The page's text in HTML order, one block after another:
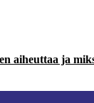
aiheuttaa ja